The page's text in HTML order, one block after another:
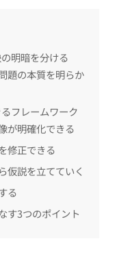
明暗を分ける
題の本質を明らか
フレームワーク
が明確化できる
修正できる
仮説を立てていく
る
す3つのポイント